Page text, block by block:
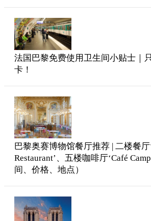
法国巴黎免费使用卫生间小贴士｜
卡！
巴黎奥赛博物馆餐厅推荐 | 二楼餐厅
Restaurant’、五楼咖啡厅‘Café
间、价格、地点）